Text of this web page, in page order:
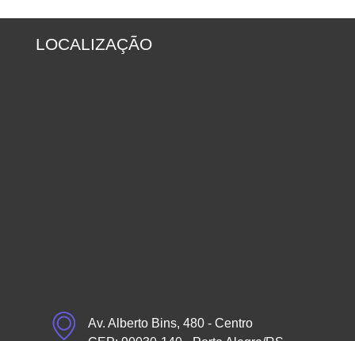
LOCALIZAÇÃO
Av. Alberto Bins, 480 - Centro